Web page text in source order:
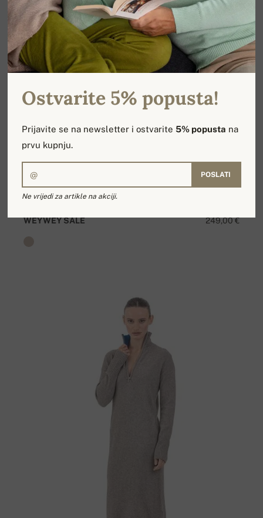
249,00 €
WEYWEY SALE
Ostvarite 5% popusta!
Prijavite se na newsletter i ostvarite5% popusta na
prvu kupnju.
POSLATI
Ne vrijedi za artikle na akciji.